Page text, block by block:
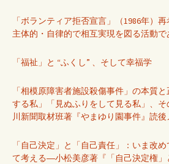
「ボランティア拒否宣言」（1986年）
主体的・自律的で相互実現を図る活動
「福祉」と “ふくし” 、そして幸福学
「相模原障害者施設殺傷事件」の本質
する私」「見ぬふりをして見る私」、
川新聞取材班著『やまゆり園事件』読
「自己決定」と「自己責任」：いま改
て考える―小松美彦著『「自己決定権